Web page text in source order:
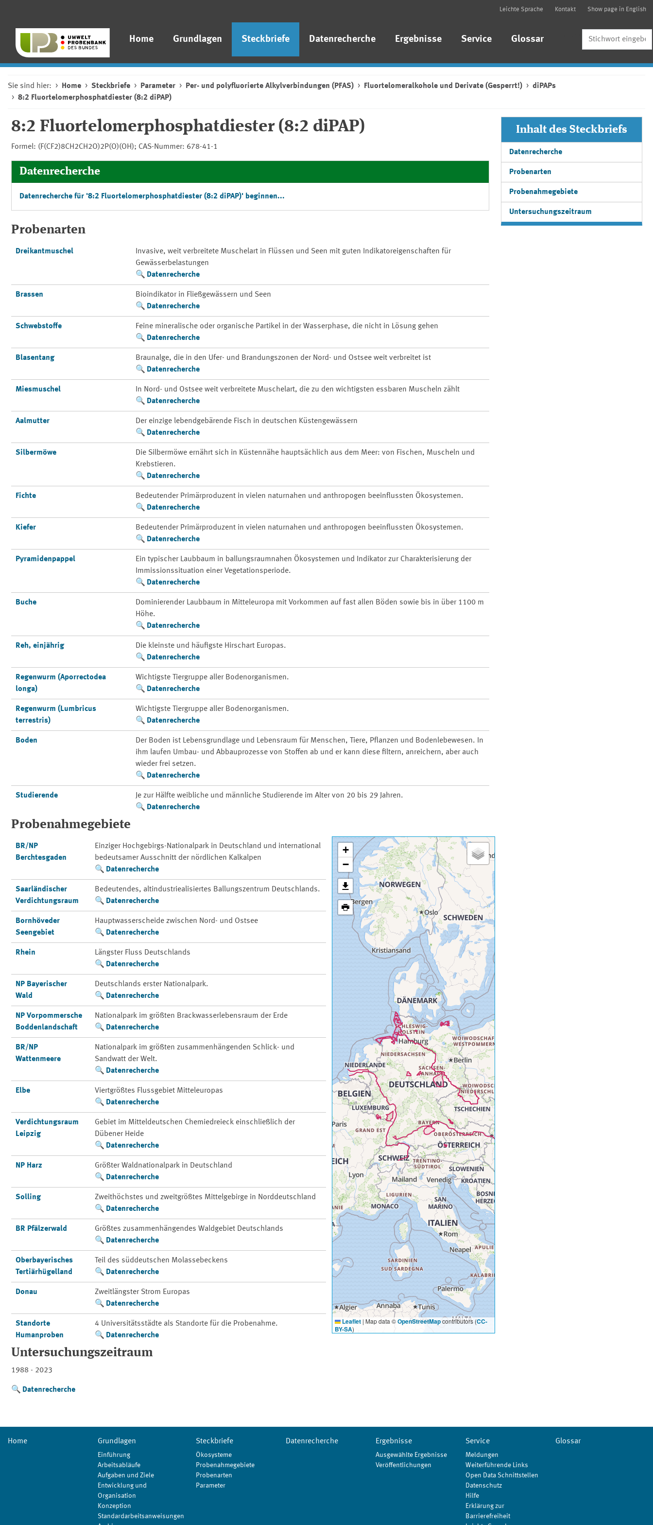
Leichte Sprache Kontakt Show page in English
Home Grundlagen Steckbriefe Datenrecherche Ergebnisse Service Glossar
Sie sind hier: Home Steckbriefe Parameter Per- und polyfluorierte Alkylverbindungen (PFAS) Fluortelomeralkohole und Derivate (Gesperrt!)
diPAPs
8:2 Fluortelomerphosphatdiester (8:2 diPAP)
8:2 Fluortelomerphosphatdiester (8:2 diPAP)
Formel: (F(CF2)8CH2CH2O)2P(O)(OH); CAS-Nummer: 678-41-1
Datenrecherche
Datenrecherche für '8:2 Fluortelomerphosphatdiester (8:2 diPAP)' beginnen...
Probenarten
Dreikantmuschel
Invasive, weit verbreitete Muschelart in Flüssen und Seen mit guten Indikatoreigenschaften für
Gewässerbelastungen
Datenrecherche
Brassen
Bioindikator in Fließgewässern und Seen
Datenrecherche
Schwebstoffe
Feine mineralische oder organische Partikel in der Wasserphase, die nicht in Lösung gehen
Datenrecherche
Blasentang
Braunalge, die in den Ufer- und Brandungszonen der Nord- und Ostsee weit verbreitet ist
Datenrecherche
Miesmuschel
In Nord- und Ostsee weit verbreitete Muschelart, die zu den wichtigsten essbaren Muscheln zählt
Datenrecherche
Aalmutter
Der einzige lebendgebärende Fisch in deutschen Küstengewässern
Datenrecherche
Silbermöwe
Die Silbermöwe ernährt sich in Küstennähe hauptsächlich aus dem Meer: von Fischen, Muscheln und
Krebstieren.
Datenrecherche
Fichte
Bedeutender Primärproduzent in vielen naturnahen und anthropogen beeinflussten Ökosystemen.
Datenrecherche
Kiefer
Bedeutender Primärproduzent in vielen naturnahen und anthropogen beeinflussten Ökosystemen.
Datenrecherche
Pyramidenpappel
Ein typischer Laubbaum in ballungsraumnahen Ökosystemen und Indikator zur Charakterisierung der
Immissionssituation einer Vegetationsperiode.
Datenrecherche
Buche
Dominierender Laubbaum in Mitteleuropa mit Vorkommen auf fast allen Böden sowie bis in über 1100 m
Höhe.
Datenrecherche
Reh, einjährig
Die kleinste und häufigste Hirschart Europas.
Datenrecherche
Regenwurm (Aporrectodea
longa)
Wichtigste Tiergruppe aller Bodenorganismen.
Datenrecherche
Regenwurm (Lumbricus
terrestris)
Wichtigste Tiergruppe aller Bodenorganismen.
Datenrecherche
Boden
Der Boden ist Lebensgrundlage und Lebensraum für Menschen, Tiere, Pflanzen und Bodenlebewesen. In
ihm laufen Umbau- und Abbauprozesse von Stoffen ab und er kann diese filtern, anreichern, aber auch
wieder frei setzen.
Datenrecherche
Studierende
Je zur Hälfte weibliche und männliche Studierende im Alter von 20 bis 29 Jahren.
Datenrecherche
Probenahmegebiete
BR/NP
Berchtesgaden
Einziger Hochgebirgs-Nationalpark in Deutschland und international
bedeutsamer Ausschnitt der nördlichen Kalkalpen
Datenrecherche
Saarländischer
Verdichtungsraum
Bedeutendes, altindustriealisiertes Ballungszentrum Deutschlands.
Datenrecherche
Bornhöveder
Seengebiet
Hauptwasserscheide zwischen Nord- und Ostsee
Datenrecherche
Rhein
Längster Fluss Deutschlands
Datenrecherche
NP Bayerischer
Wald
Deutschlands erster Nationalpark.
Datenrecherche
NP Vorpommersche
Boddenlandschaft
Nationalpark im größten Brackwasserlebensraum der Erde
Datenrecherche
BR/NP
Wattenmeere
Nationalpark im größten zusammenhängenden Schlick- und
Sandwatt der Welt.
Datenrecherche
Elbe
Viertgrößtes Flussgebiet Mitteleuropas
Datenrecherche
Verdichtungsraum
Leipzig
Gebiet im Mitteldeutschen Chemiedreieck einschließlich der
Dübener Heide
Datenrecherche
NP Harz
Größter Waldnationalpark in Deutschland
Datenrecherche
Solling
Zweithöchstes und zweitgrößtes Mittelgebirge in Norddeutschland
Datenrecherche
BR Pfälzerwald
Größtes zusammenhängendes Waldgebiet Deutschlands
Datenrecherche
Oberbayerisches
Tertiärhügelland
Teil des süddeutschen Molassebeckens
Datenrecherche
Donau
Zweitlängster Strom Europas
Datenrecherche
Standorte
Humanproben
4 Universitätsstädte als Standorte für die Probenahme.
Datenrecherche
+
−
Leaflet | Map data ©OpenStreetMapcontributors (CC-
BY-SA)
Untersuchungszeitraum
1988 - 2023
Datenrecherche
Inhalt des Steckbriefs
Datenrecherche
Probenarten
Probenahmegebiete
Untersuchungszeitraum
Home Grundlagen
Einführung
Arbeitsabläufe
Aufgaben und Ziele
Entwicklung und
Organisation
Konzeption
Standardarbeitsanweisungen
Steckbriefe
Ökosysteme
Probenahmegebiete
Probenarten
Parameter
Datenrecherche Ergebnisse
Ausgewählte Ergebnisse
Veröffentlichungen
Service
Meldungen
Weiterführende Links
Open Data Schnittstellen
Datenschutz
Hilfe
Erklärung zur
Barrierefreiheit
Glossar